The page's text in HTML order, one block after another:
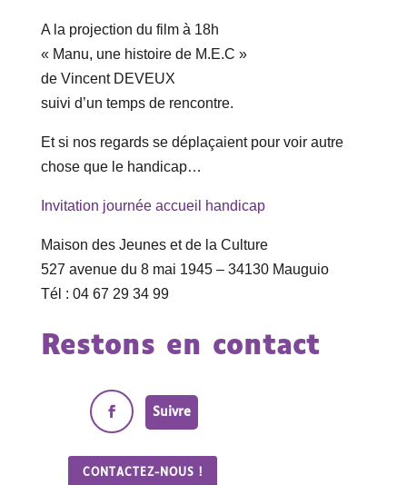
A la projection du film à 18h
« Manu, une histoire de M.E.C »
de Vincent DEVEUX
suivi d’un temps de rencontre.
Et si nos regards se déplaçaient pour voir autre
chose que le handicap…
Invitation journée accueil handicap
Maison des Jeunes et de la Culture
527 avenue du 8 mai 1945 – 34130 Mauguio
Tél : 04 67 29 34 99
Restons en contact
Suivre
CONTACTEZ-NOUS !